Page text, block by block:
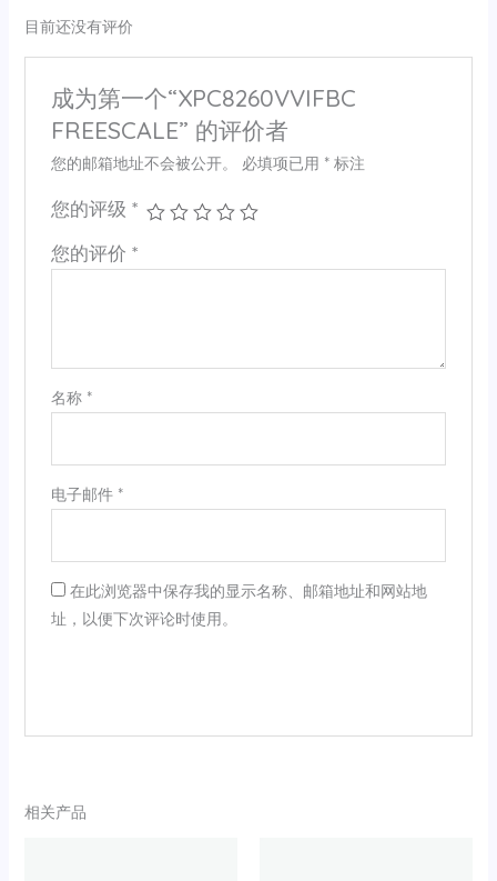
目前还没有评价
成为第一个“XPC8260VVIFBC
FREESCALE” 的评价者
您的邮箱地址不会被公开。 必填项已用 *标注
您的评级 *
您的评价 *
名称 *
电子邮件 *
在此浏览器中保存我的显示名称、邮箱地址和网站地
址，以便下次评论时使用。
相关产品